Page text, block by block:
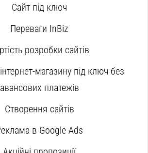
Сайт під ключ
Переваги InBiz
розробки сайтів
магазину під ключ без
авансових платежів
Створення сайтів
в Google Ads